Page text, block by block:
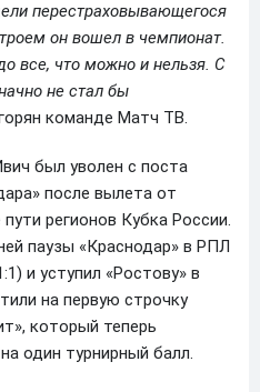
перестраховывающегося
он вошел в чемпионат.
все, что можно и нельзя. С
не стал бы
команде Матч ТВ.
был уволен с поста
после вылета от
регионов Кубка России.
паузы «Краснодар» в РПЛ
и уступил «Ростову» в
на первую строчку
который теперь
один турнирный балл.